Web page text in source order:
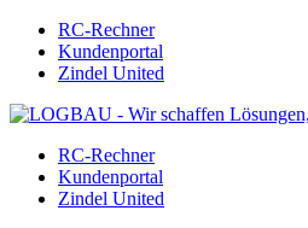
RC-Rechner
Kundenportal
Zindel United
RC-Rechner
Kundenportal
Zindel United